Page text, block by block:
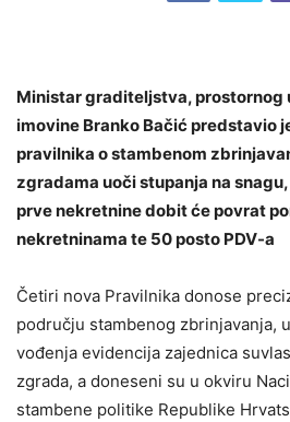
Ministar graditeljstva, prostornog
imovine Branko Bačić predstavio
pravilnika o stambenom
zgradama uoči stupanja na
prve nekretnine dobit će povrat
nekretninama te 50 posto PDV-a
Četiri nova Pravilnika donose
području stambenog zbrinjavanja,
vođenja evidencija zajednica
zgrada, a doneseni su u okviru
stambene politike Republike